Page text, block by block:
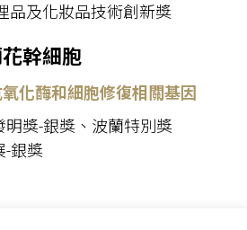
品及化妝品技術創新獎
幹細胞
化酶和細胞修復相關基因
明獎-銀獎、波蘭特別獎
-銀獎